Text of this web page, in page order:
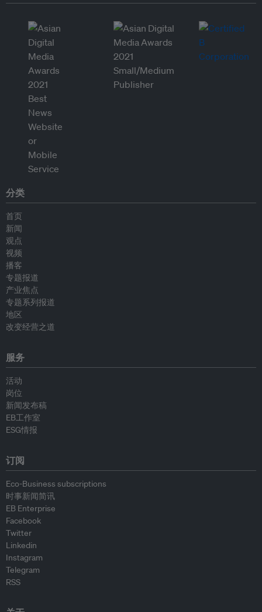
分类
首页
新闻
观点
视频
播客
专题报道
产业焦点
专题系列报道
地区
改变经营之道
服务
活动
岗位
新闻发布稿
EB工作室
ESG情报
订阅
Eco-Business subscriptions
时事新闻简讯
EB Enterprise
Facebook
Twitter
Linkedin
Instagram
Telegram
RSS